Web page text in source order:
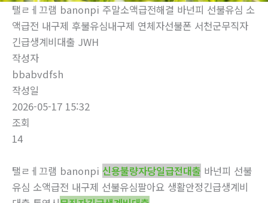
탤ㄹㅔ끄램 banonpi 주말소액급전해결 바넌피 선불유심 소
액급전 내구제 후불유심내구제 연체자선불폰 서천군무직자
긴급생계비대출 JWH
작성자
bbabvdfsh
작성일
2026-05-17 15:32
조회
14
탤ㄹㅔ끄램 banonpi 신용불량자당일급전대출 바넌피 선불
유심 소액급전 내구제 선불유심팔아요 생활안정긴급생계비